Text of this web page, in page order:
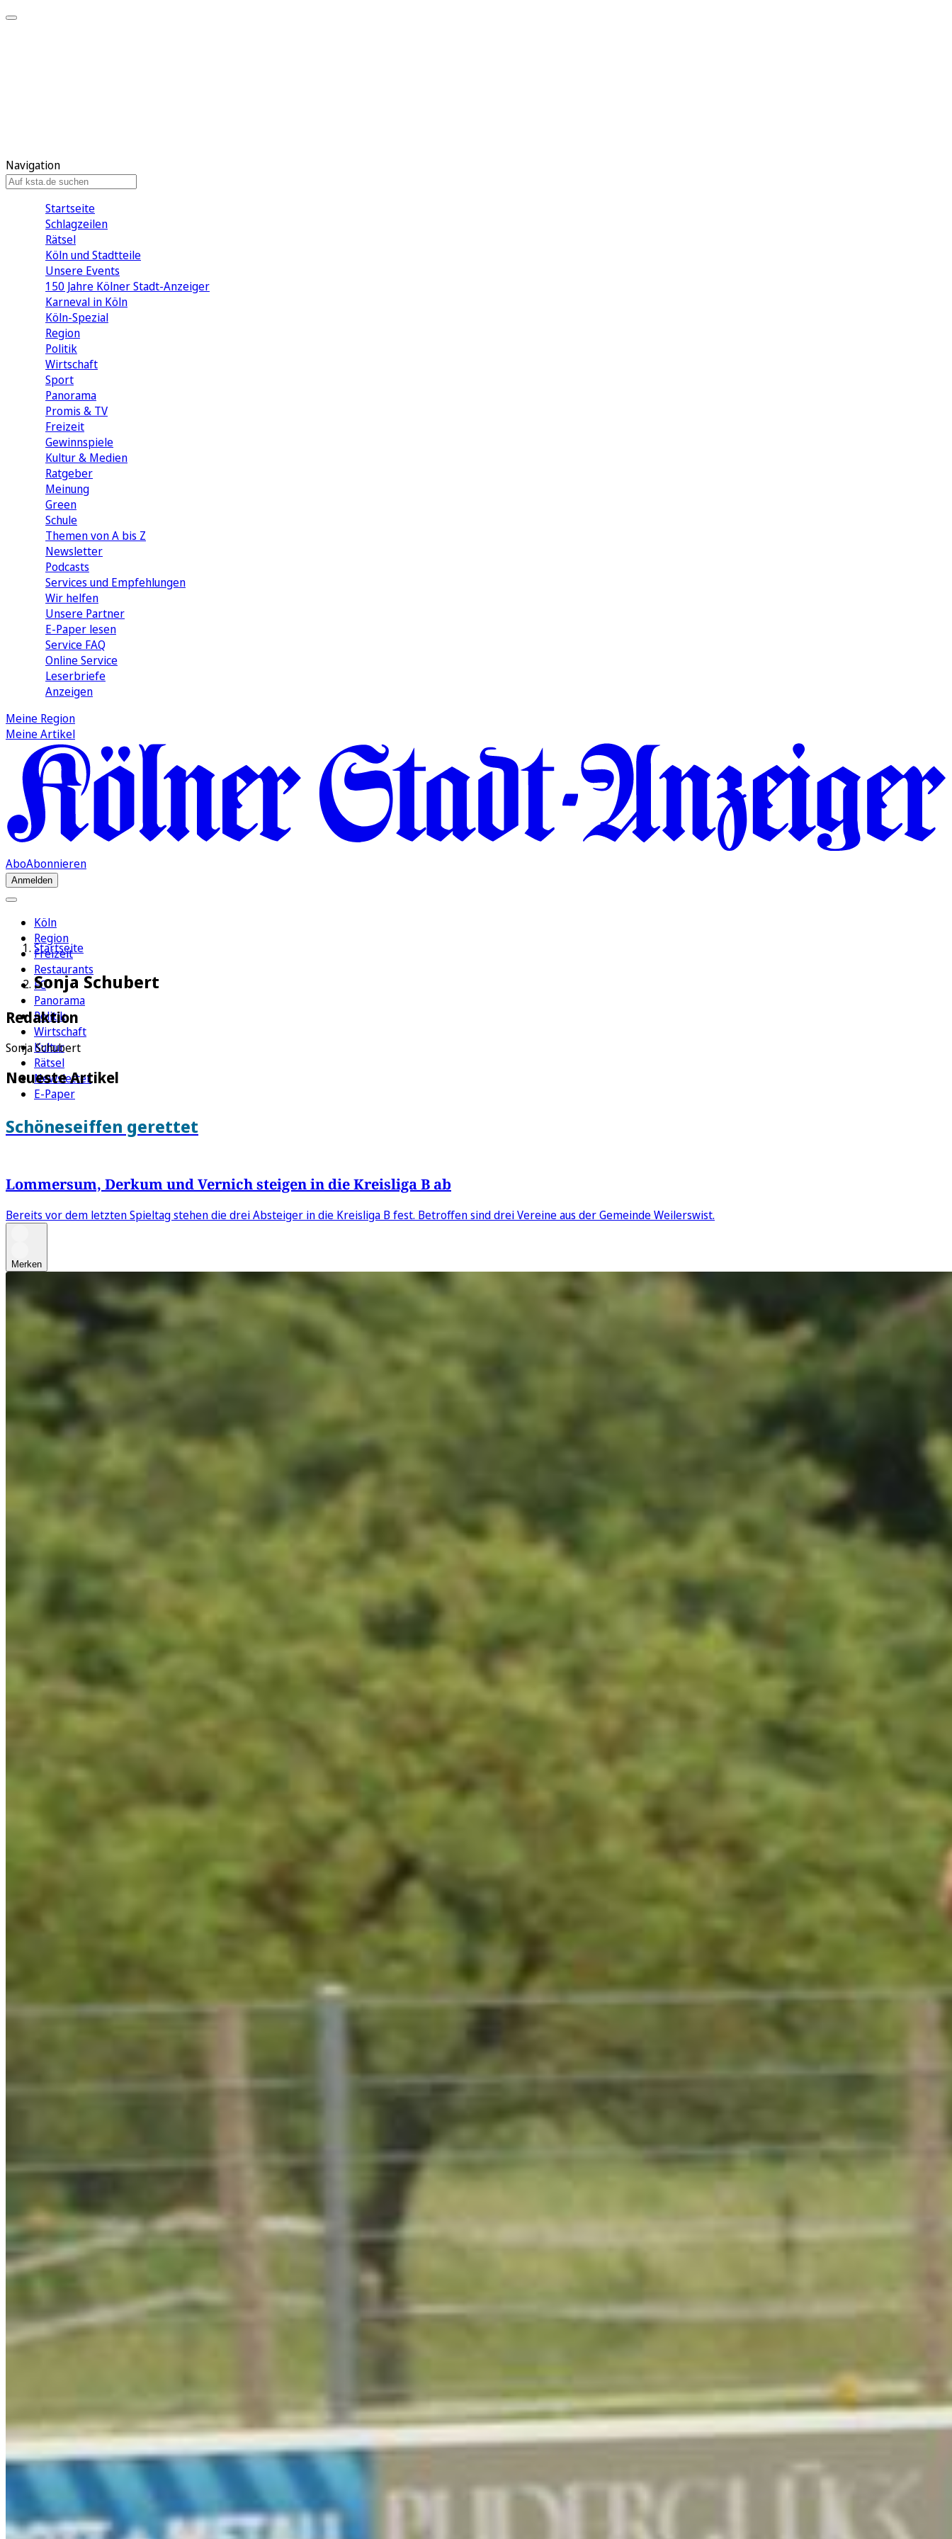
Navigation
Startseite
Schlagzeilen
Rätsel
Köln und Stadtteile
Unsere Events
150 Jahre Kölner Stadt-Anzeiger
Karneval in Köln
Köln-Spezial
Region
Politik
Wirtschaft
Sport
Panorama
Promis & TV
Freizeit
Gewinnspiele
Kultur & Medien
Ratgeber
Meinung
Green
Schule
Themen von A bis Z
Newsletter
Podcasts
Services und Empfehlungen
Wir helfen
Unsere Partner
E-Paper lesen
Service FAQ
Online Service
Leserbriefe
Anzeigen
Meine Region
Meine Artikel
AboAbonnieren
Anmelden
Köln
Region
Freizeit
Restaurants
FC
Panorama
Politik
Wirtschaft
Kultur
Rätsel
Newsletter
E-Paper
Startseite
Sonja Schubert
Redaktion
Sonja Schubert
Neueste Artikel
Schöneseiffen gerettet
Lommersum, Derkum und Vernich steigen in die Kreisliga B ab
Bereits vor dem letzten Spieltag stehen die drei Absteiger in die Kreisliga B fest. Betroffen sind drei Vereine aus der Gemeinde Weilerswist.
Merken